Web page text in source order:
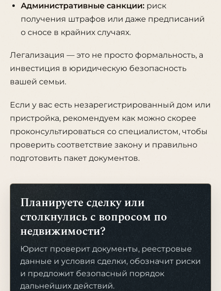
Административные санкции:риск
получения штрафов или даже предписаний
о сносе в крайних случаях.
Легализация — это не просто формальность, а
инвестиция в юридическую безопасность
вашей семьи.
Если у вас есть незарегистрированный дом или
пристройка, рекомендуем как можно скорее
проконсультироваться со специалистом, чтобы
проверить соответствие закону и правильно
подготовить пакет документов.
Планируете сделку или
столкнулись с вопросом по
недвижимости?
Юрист проверит документы, реестровые
данные и условия сделки, обозначит риски
и предложит безопасный порядок
дальнейших действий.